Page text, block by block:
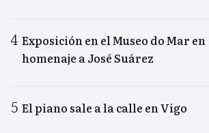
Exposición en el Museo do Mar en
homenaje a José Suárez
El piano sale a la calle en Vigo